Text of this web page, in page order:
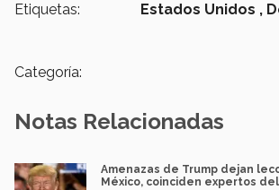
Etiquetas: Estados Unidos ,
Categoría:
Notas Relacionadas
Amenazas de Trump dejan
México, coinciden expertos